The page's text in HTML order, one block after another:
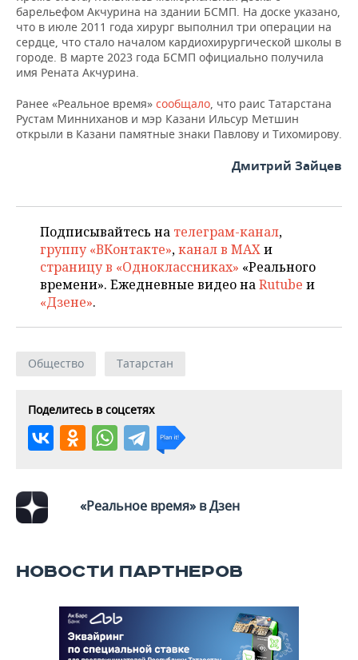
барельефом Акчурина на здании БСМП. На доске указано,
что в июле 2011 года хирург выполнил три операции на
сердце, что стало началом кардиохирургической школы в
городе. В марте 2023 года БСМП официально получила
имя Рената Акчурина.
Ранее «Реальное время» сообщало, что раис Татарстана
Рустам Минниханов и мэр Казани Ильсур Метшин
открыли в Казани памятные знаки Павлову и Тихомирову.
Дмитрий Зайцев
Подписывайтесь на телеграм-канал,
группу «ВКонтакте»,канал в MAXи
страницу в «Одноклассниках» «Реального
времени». Ежедневные видео наRutube и
«Дзене».
Общество Татарстан
Поделитесь в соцсетях
«Реальное время» в Дзен
НОВОСТИ ПАРТНЕРОВ